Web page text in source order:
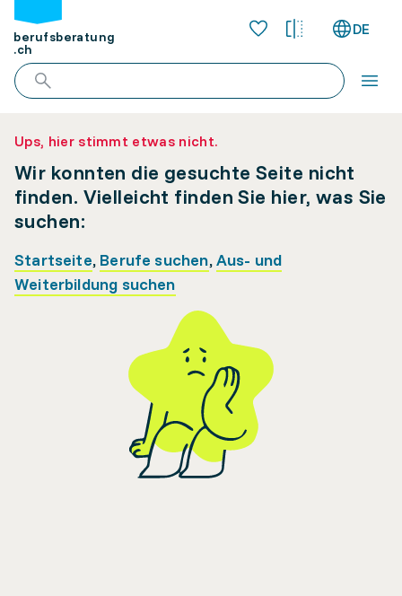
berufsberatung
.ch
DE
Ups, hier stimmt etwas nicht.
Wir konnten die gesuchte Seite nicht
finden. Vielleicht finden Sie hier, was Sie
suchen:
Startseite, Berufe suchen,Aus- und
Weiterbildung suchen